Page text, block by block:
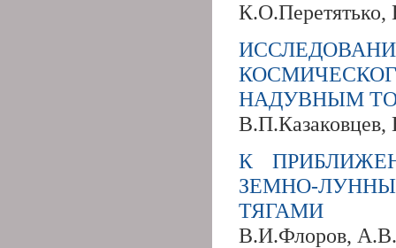
НАДУВНЫМ
В.П.Казаковцев,
К
ЗЕМНО-
ТЯГАМИ
В.И.Флоров,